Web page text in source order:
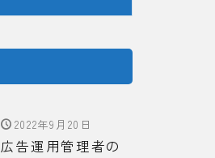
2022年9月20日
広告運用管理者の